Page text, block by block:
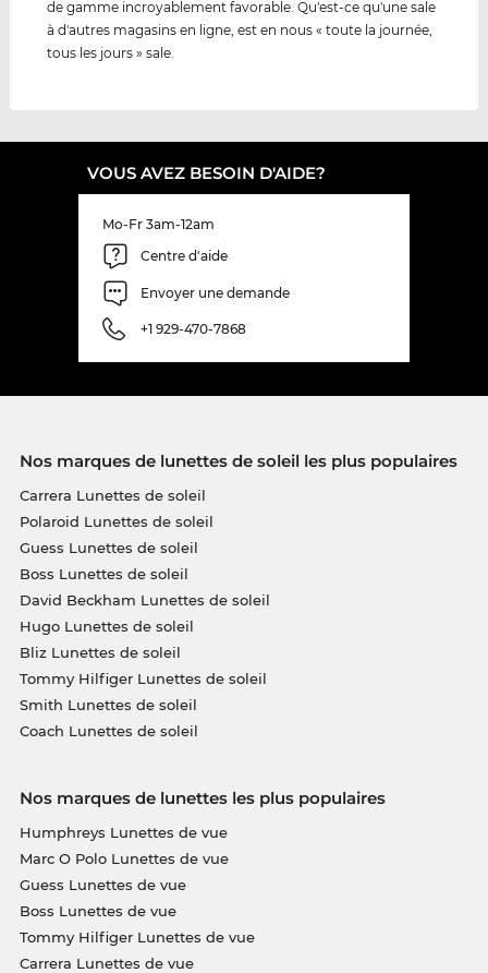
de gamme incroyablement favorable. Qu'est-ce qu'une sale
à d'autres magasins en ligne, est en nous « toute la journée,
tous les jours » sale.
VOUS AVEZ BESOIN D'AIDE?
Mo-Fr 3am-12am
Centre d'aide
Envoyer une demande
+1 929-470-7868
Nos marques de lunettes de soleil les plus populaires
Carrera Lunettes de soleil
Polaroid Lunettes de soleil
Guess Lunettes de soleil
Boss Lunettes de soleil
David Beckham Lunettes de soleil
Hugo Lunettes de soleil
Bliz Lunettes de soleil
Tommy Hilfiger Lunettes de soleil
Smith Lunettes de soleil
Coach Lunettes de soleil
Nos marques de lunettes les plus populaires
Humphreys Lunettes de vue
Marc O Polo Lunettes de vue
Guess Lunettes de vue
Boss Lunettes de vue
Tommy Hilfiger Lunettes de vue
Carrera Lunettes de vue